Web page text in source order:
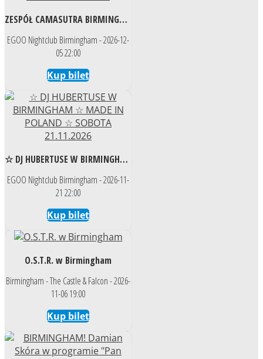
ZESPÓŁ CAMASUTRA BIRMINGHAM ☆ MIKOŁAJKI 2026 BIRMINGHAM
EGOO Nightclub Birmingham - 2026-12-
05 22:00
Kup bilet
☆ DJ HUBERTUSE W BIRMINGHAM ☆ MADE IN POLAND ☆ SOBOTA 21.11.2026
EGOO Nightclub Birmingham - 2026-11-
21 22:00
Kup bilet
O.S.T.R. w Birmingham
Birmingham - The Castle & Falcon - 2026-
11-06 19:00
Kup bilet